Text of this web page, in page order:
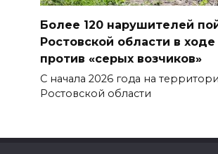
Более 120 нарушителей
Ростовской области в
против «серых возчиков»
С начала 2026 года на
Ростовской области